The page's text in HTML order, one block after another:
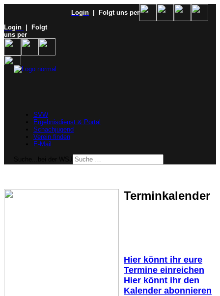
Login
| Folgt uns per
Login
| Folgt
uns per
SVW
Ergebnisdienst & Portal
Schachjugend
Verein finden
E-Mail
Terminkalender
Hier könnt ihr eure
Termine einreichen
Hier könnt ihr den
Kalender abonnieren